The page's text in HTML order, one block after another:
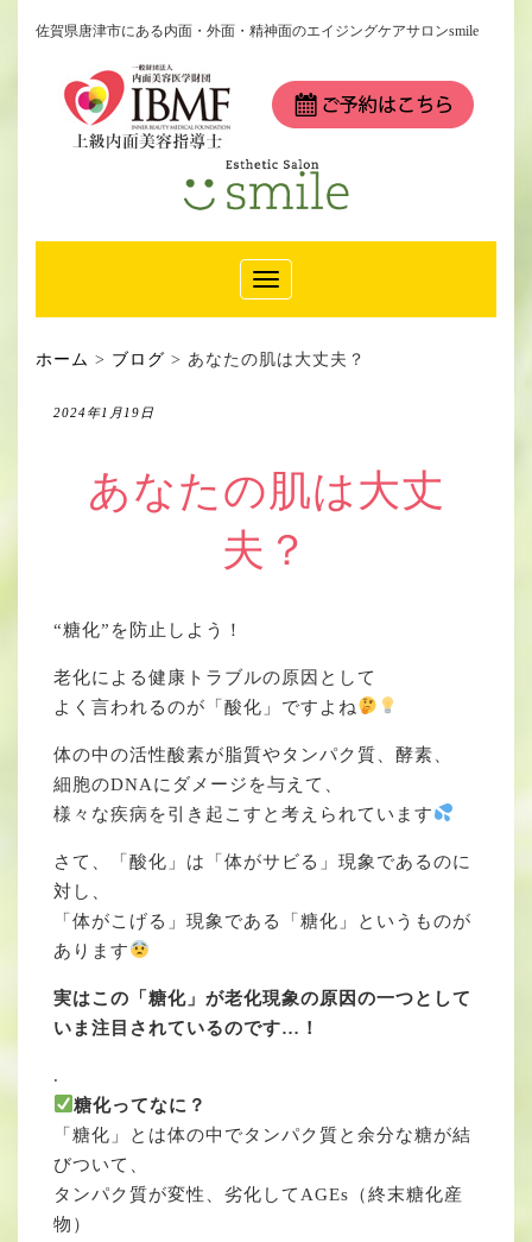
佐賀県唐津市にある内面・外面・精神面のエイジングケアサロンsmile
Toggle
Navigation
ホーム > ブログ > あなたの肌は大丈夫？
2024年1月19日
あなたの肌は大丈
夫？
“糖化”を防止しよう！
老化による健康トラブルの原因として
よく言われるのが「酸化」ですよね
体の中の活性酸素が脂質やタンパク質、酵素、
細胞のDNAにダメージを与えて、
様々な疾病を引き起こすと考えられています
さて、「酸化」は「体がサビる」現象であるのに
対し、
「体がこげる」現象である「糖化」というものが
あります
実はこの「糖化」が老化現象の原因の一つとして
いま注目されているのです…！
.
糖化ってなに？
「糖化」とは体の中でタンパク質と余分な糖が結
びついて、
タンパク質が変性、劣化してAGEs（終末糖化産
物）